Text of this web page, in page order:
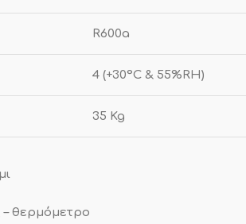
R600a
4 (+30°C & 55%RH)
35 Kg
θερμόμετρο